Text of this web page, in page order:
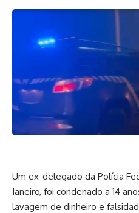
Um ex-delegado da Polícia
Janeiro, foi condenado a 14
lavagem de dinheiro e